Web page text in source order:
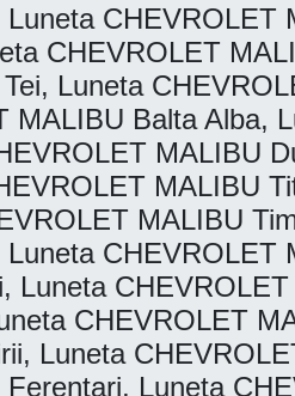
CHEVROLET
Luneta
Balta Alba,
MALIBU
MALIBU
MALIBU
Luneta
CHEVROLET
Luneta
Luneta